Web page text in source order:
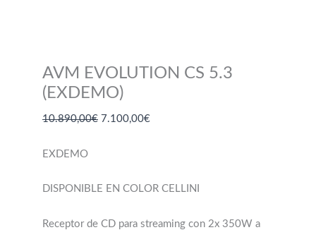
AVM EVOLUTION CS 5.3
(EXDEMO)
10.890,00€ El
10.890,00€.
7.100,00€El
7.100,00€.
EXDEMO
DISPONIBLE EN COLOR CELLINI
Receptor de CD para streaming con 2x 350W a